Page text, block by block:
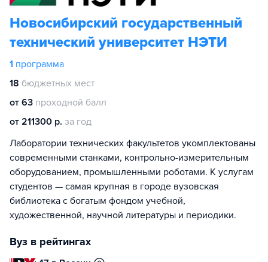
Новосибирский государственный
технический университет НЭТИ
1 программа
18 бюджетных мест
от 63 проходной балл
от 211300 р. за год
Лаборатории технических факультетов укомплектованы
современными станками, контрольно-измерительным
оборудованием, промышленными роботами. К услугам
студентов — самая крупная в городе вузовская
библиотека с богатым фондом учебной,
художественной, научной литературы и периодики.
Вуз в рейтингах